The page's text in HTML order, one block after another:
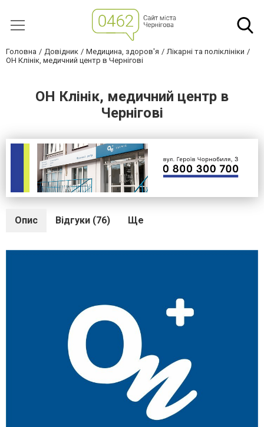
Головна Довідник Медицина, здоров'я
Лікарні та поліклініки
ОН Клінік, медичний центр в Чернігові
ОН Клінік, медичний центр в
Чернігові
Опис Відгуки (76) Ще